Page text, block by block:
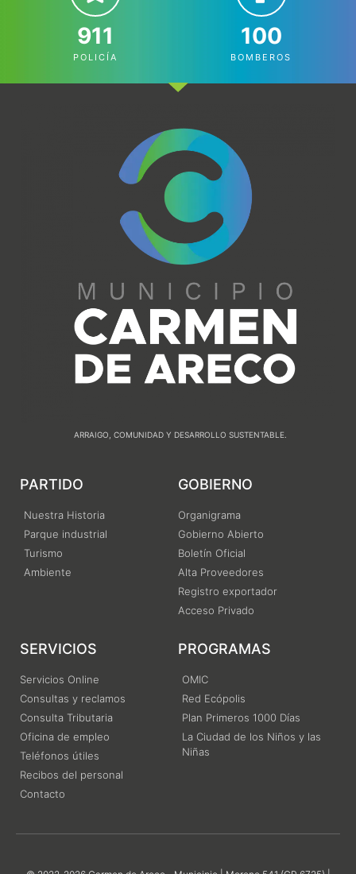
911
POLICÍA
100
BOMBEROS
ARRAIGO, COMUNIDAD Y DESARROLLO SUSTENTABLE.
PARTIDO
Nuestra Historia
Parque industrial
Turismo
Ambiente
GOBIERNO
Organigrama
Gobierno Abierto
Boletín Oficial
Alta Proveedores
Registro exportador
Acceso Privado
SERVICIOS
Servicios Online
Consultas y reclamos
Consulta Tributaria
Oficina de empleo
Teléfonos útiles
Recibos del personal
Contacto
PROGRAMAS
OMIC
Red Ecópolis
Plan Primeros 1000 Días
La Ciudad de los Niños y las
Niñas